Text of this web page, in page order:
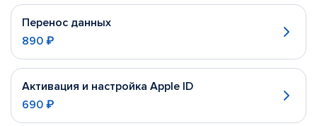
Перенос данных
890 ₽
Активация и настройка Apple ID
690 ₽